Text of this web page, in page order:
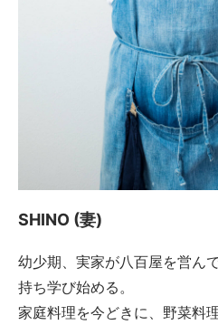
SHINO (妻)
幼少期、実家が八百屋を営ん
持ち学び始める。
家庭料理を今どきに、野菜料